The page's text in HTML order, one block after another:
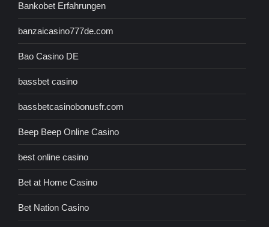
Bankobet Erfahrungen
banzaicasino777de.com
Bao Casino DE
bassbet casino
bassbetcasinobonusfr.com
Beep Beep Online Casino
best online casino
Bet at Home Casino
Bet Nation Casino